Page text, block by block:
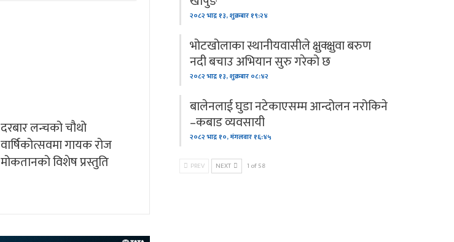
दरबार लन्चको चौथो
वार्षिकोत्सवमा गायक रोज
मोकतानको विशेष प्रस्तुति
२०८२ भाद्र १३, शुक्रबार १९:२४
भोटखोलाका स्थानीयवासीले क्षुक्क्षुवा बरुण
नदी बचाउ अभियान सुरु गरेको छ
२०८२ भाद्र १३, शुक्रबार ०८:४२
बालेनलाई घुडा नटेकाएसम्म आन्दोलन नरोकिने
–कबाड व्यवसायी
२०८२ भाद्र १०, मंगलवार १६:४५
PREV NEXT 1 of 58